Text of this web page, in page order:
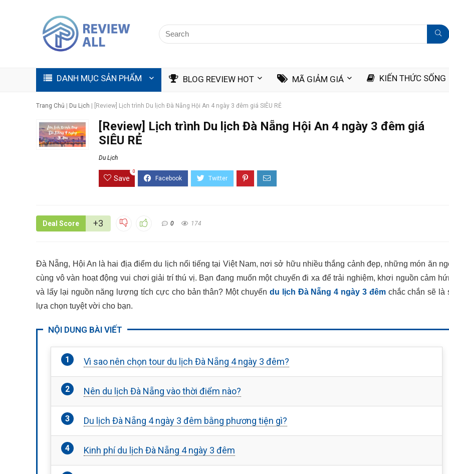
DANH MỤC SẢN PHẨM BLOG REVIEW HOT MÃ GIẢM GIÁ KIẾN THỨC SỐNG
Trang Chủ Du Lịch [Review] Lịch trình Du lịch Đà Nẵng Hội An 4 ngày 3 đêm giá SIÊU RẺ
[Review] Lịch trình Du lịch Đà Nẵng Hội An 4 ngày 3 đêm giá
SIÊU RẺ
Du Lịch
Save
0
Deal Score +3 0 174
Đà Nẵng, Hội An là hai địa điểm du lịch nổi tiếng tại Việt Nam, nơi sở hữu nhiều thắng cảnh đẹp, những món ăn
cùng vô vàn hoạt động vui chơi giải trí thú vị. Bạn đang muốn một chuyến đi xa để trải nghiệm, khơi nguồn cảm
và lấy lại nguồn năng lượng tích cực cho bản thân? Một chuyến du lịch Đà Nẵng 4 ngày 3 đêmchắc chắn sẽ là
lựa chọn tuyệt vời cho bạn.
NỘI DUNG BÀI VIẾT
Vì sao nên chọn tour du lịch Đà Nẵng 4 ngày 3 đêm?
Nên du lịch Đà Nẵng vào thời điểm nào?
Du lịch Đà Nẵng 4 ngày 3 đêm bằng phương tiện gì?
Kinh phí du lịch Đà Nẵng 4 ngày 3 đêm